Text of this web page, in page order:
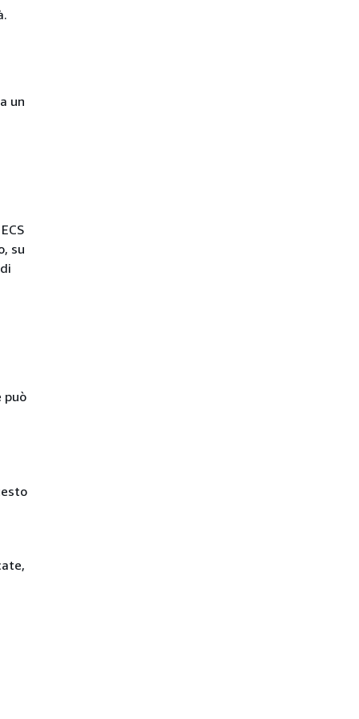
un
su
può